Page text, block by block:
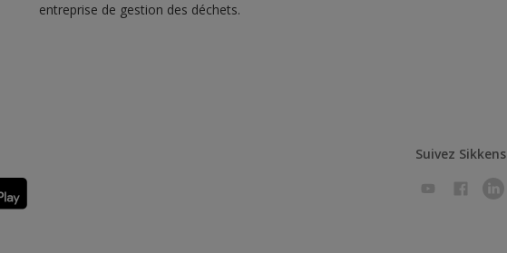
entreprise de gestion des déchets.
Suivez Sikkens